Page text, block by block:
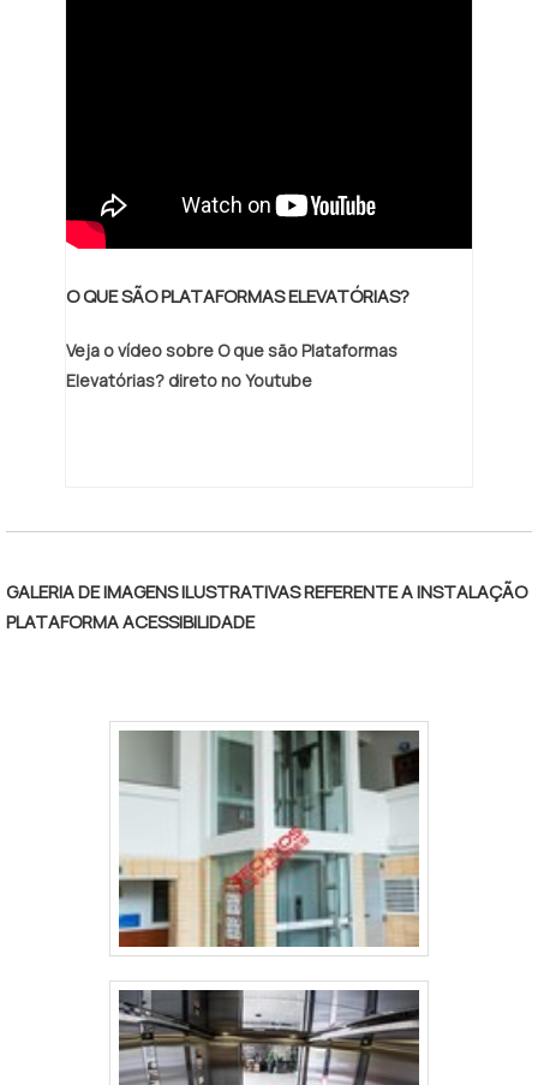
O QUE SÃO PLATAFORMAS ELEVATÓRIAS?
Veja o vídeo sobre O que são Plataformas
Elevatórias? direto no Youtube
GALERIA DE IMAGENS ILUSTRATIVAS REFERENTE A INSTALAÇÃO
PLATAFORMA ACESSIBILIDADE